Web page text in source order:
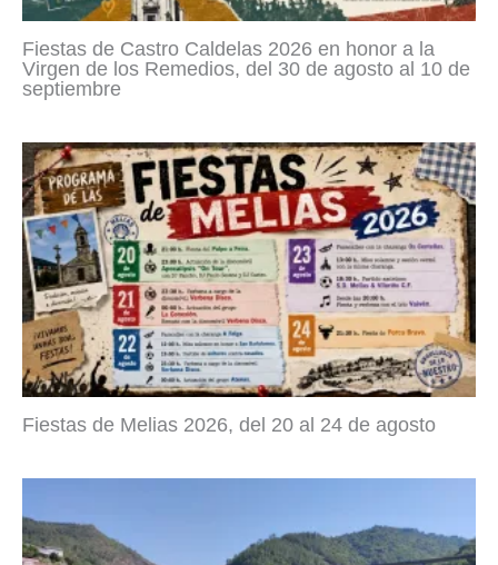
Fiestas de Castro Caldelas 2026 en honor a la
Virgen de los Remedios, del 30 de agosto al 10 de
septiembre
Fiestas de Melias 2026, del 20 al 24 de agosto